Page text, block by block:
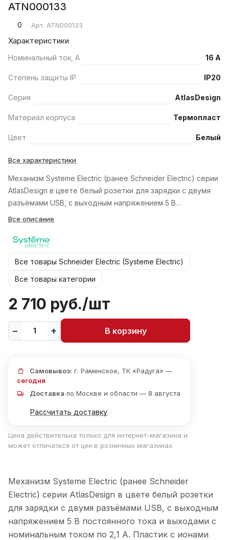
ATN000133
0 Арт. ATN000133
Характеристики
Номинальный ток, А 16 А
Степень защиты IP IP20
Серия AtlasDesign
Материал корпуса Термопласт
Цвет Белый
Все характеристики
Механизм Systeme Electric (ранее Schneider Electric) серии
AtlasDesign в цвете белый розетки для зарядки с двумя
разъёмами USB, с выходным напряжением 5 В…
Все описание
Все товары Schneider Electric (Systeme Electric)
Все товары категории
2 710 руб./шт
В корзину
Самовывоз: г. Раменское, ТК «Радуга» —
сегодня
Доставка по Москве и области — 8 августа
Рассчитать доставку
Цена действительна только для интернет-магазина и
может отличаться от цен в розничных магазинах
Механизм Systeme Electric (ранее Schneider
Electric) серии AtlasDesign в цвете белый розетки
для зарядки с двумя разъёмами USB, с выходным
напряжением 5 В постоянного тока и выходами с
номинальным током по 2,1 А. Пластик с ионами